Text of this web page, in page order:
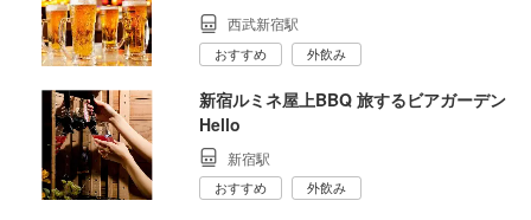
西武新宿駅
おすすめ 外飲み
新宿ルミネ屋上BBQ 旅するビアガーデン
Hello
新宿駅
おすすめ 外飲み